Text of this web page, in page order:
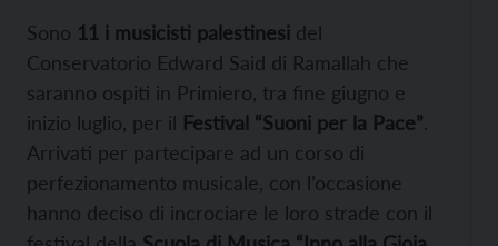
Sono 11 i musicisti palestinesi del
Conservatorio Edward Said di Ramallah che
saranno ospiti in Primiero, tra fine giugno e
inizio luglio, per il Festival “Suoni per la Pace”.
Arrivati per partecipare ad un corso di
perfezionamento musicale, con l’occasione
hanno deciso di incrociare le loro strade con il